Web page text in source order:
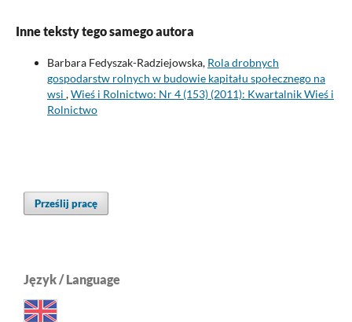
Inne teksty tego samego autora
Barbara Fedyszak-Radziejowska, Rola drobnych
gospodarstw rolnych w budowie kapitału społecznego na
wsi ,Wieś i Rolnictwo: Nr 4 (153) (2011): Kwartalnik Wieś i
Rolnictwo
Prześlij pracę
Język / Language